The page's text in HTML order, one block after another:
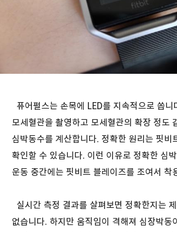
퓨어펄스는 손목에 LED를 지속적으로 쏩니
모세혈관을 촬영하고 모세혈관의 확장 정도
심박동수를 계산합니다. 정확한 원리는 핏비
확인할 수 있습니다. 이런 이유로 정확한 심
운동 중간에는 핏비트 블레이즈를 조여서 착
실시간 측정 결과를 살펴보면 정확한지는
없습니다. 하지만 움직임이 격해져 심장박동